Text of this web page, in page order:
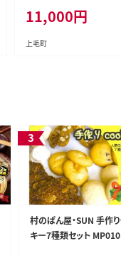
11,000円
上毛町
村のぱん屋・SUN 手作り
キー7種類セット